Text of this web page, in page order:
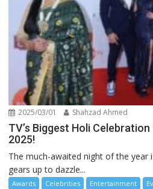
2025/03/01 Shahzad Ahmed
TV’s Biggest Holi
2025!
The much-awaited night of the year
gears up to dazzle...
Awards Celebrities Entertainment